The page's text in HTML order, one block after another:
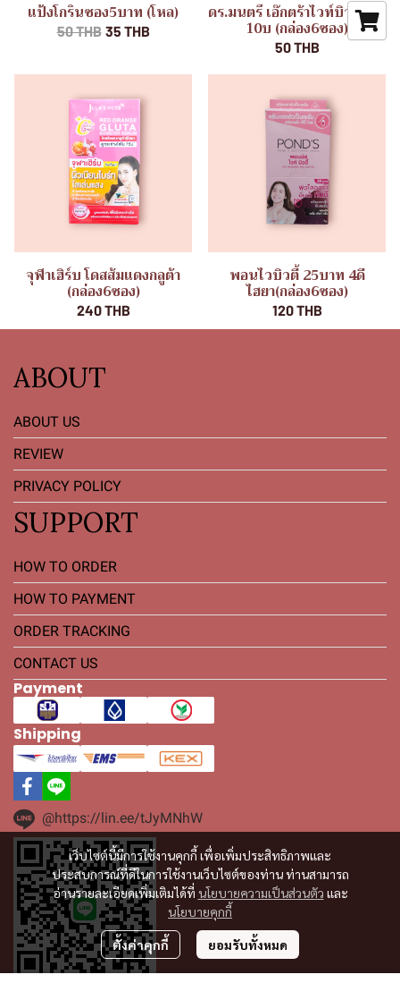
แป้งโกรินซอง5บาท (โหล)
50 THB 35 THB
ดร.มนตรี เอ๊กตร้าไวท์บิวตี้ครีม
10บ (กล่อง6ซอง)
50 THB
จุฬาเฮิร์บ โดสส้มแดงกลูต้า
(กล่อง6ซอง)
240 THB
พอนไวบิวตี้ 25บาท 4ดี
ไฮยา(กล่อง6ซอง)
120 THB
เว็บไซต์นี้มีการใช้งานคุกกี้ เพื่อเพิ่มประสิทธิภาพและ
ประสบการณ์ที่ดีในการใช้งานเว็บไซต์ของท่าน ท่านสามารถ
อ่านรายละเอียดเพิ่มเติมได้ที่ นโยบายความเป็นส่วนตัว และ
นโยบายคุกกี้
ตั้งค่าคุกกี้ ยอมรับทั้งหมด
ABOUT
ABOUT US
REVIEW
PRIVACY POLICY
SUPPORT
HOW TO ORDER
HOW TO PAYMENT
ORDER TRACKING
CONTACT US
Payment
Shipping
@https://lin.ee/tJyMNhW